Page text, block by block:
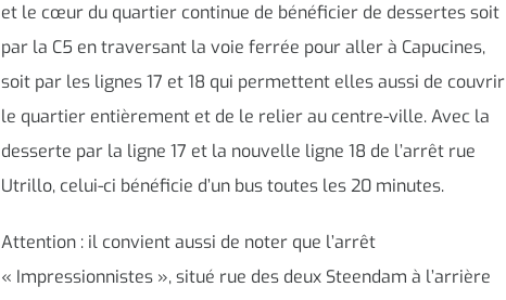
et le cœur du quartier continue de bénéficier de dessertes soit
par la C5 en traversant la voie ferrée pour aller à Capucines,
soit par les lignes 17 et 18 qui permettent elles aussi de couvrir
le quartier entièrement et de le relier au centre-ville. Avec la
desserte par la ligne 17 et la nouvelle ligne 18 de l’arrêt rue
Utrillo, celui-ci bénéficie d’un bus toutes les 20 minutes.
Attention : il convient aussi de noter que l’arrêt
« Impressionnistes », situé rue des deux Steendam à l’arrière